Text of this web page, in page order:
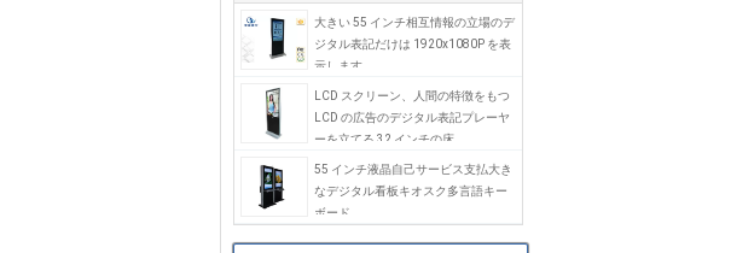
大きい 55 インチ相互情報の立場のデ
ジタル表記だけは 1920x1080P を表
示します
LCD スクリーン、人間の特徴をもつ
LCD の広告のデジタル表記プレーヤ
ーを立てる 32 インチの床
55 インチ液晶自己サービス支払大き
なデジタル看板キオスク多言語キー
ボード